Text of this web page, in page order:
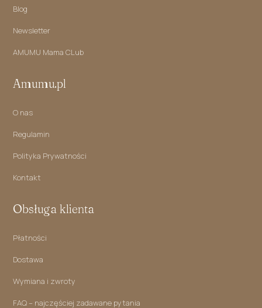
Blog
Newsletter
AMUMU Mama CLub
Amumu.pl
O nas
Regulamin
Polityka Prywatności
Kontakt
Obsługa klienta
Płatności
Dostawa
Wymiana i zwroty
FAQ – najczęściej zadawane pytania